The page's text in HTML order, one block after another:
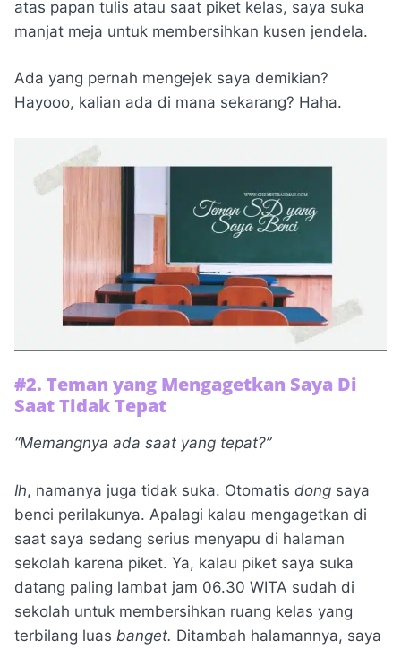
atas papan tulis atau saat piket kelas, saya suka
manjat meja untuk membersihkan kusen jendela.
Ada yang pernah mengejek saya demikian?
Hayooo, kalian ada di mana sekarang? Haha.
#2. Teman yang Mengagetkan Saya Di
Saat Tidak Tepat
“Memangnya ada saat yang tepat?”
Ih, namanya juga tidak suka. Otomatis dong saya
benci perilakunya. Apalagi kalau mengagetkan di
saat saya sedang serius menyapu di halaman
sekolah karena piket. Ya, kalau piket saya suka
datang paling lambat jam 06.30 WITA sudah di
sekolah untuk membersihkan ruang kelas yang
terbilang luas banget. Ditambah halamannya, saya